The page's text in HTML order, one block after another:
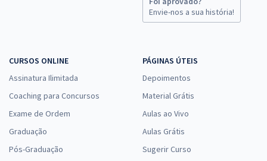
Envie-nos a sua história!
CURSOS ONLINE
Assinatura Ilimitada
Coaching para Concursos
Exame de Ordem
Graduação
Pós-Graduação
PÁGINAS ÚTEIS
Depoimentos
Material Grátis
Aulas ao Vivo
Aulas Grátis
Sugerir Curso